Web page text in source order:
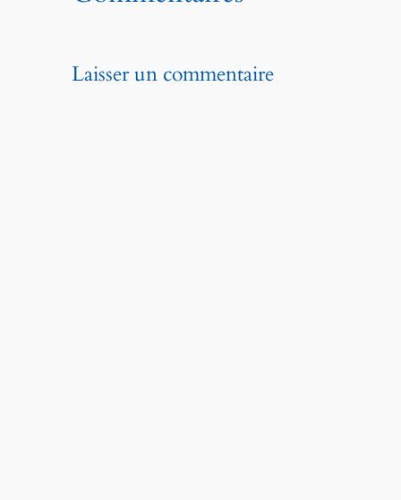
Laisser un commentaire